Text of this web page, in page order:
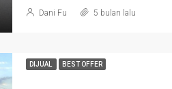
Dani Fu 5 bulan lalu
DIJUAL BEST OFFER